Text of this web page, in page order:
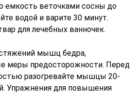
емкость веточками сосны до
водой и варите 30 минут.
для лечебных ванночек.
мышц бедра,
меры предосторожности. Перед
разогревайте мышцы 20-
Упражнения для повышения